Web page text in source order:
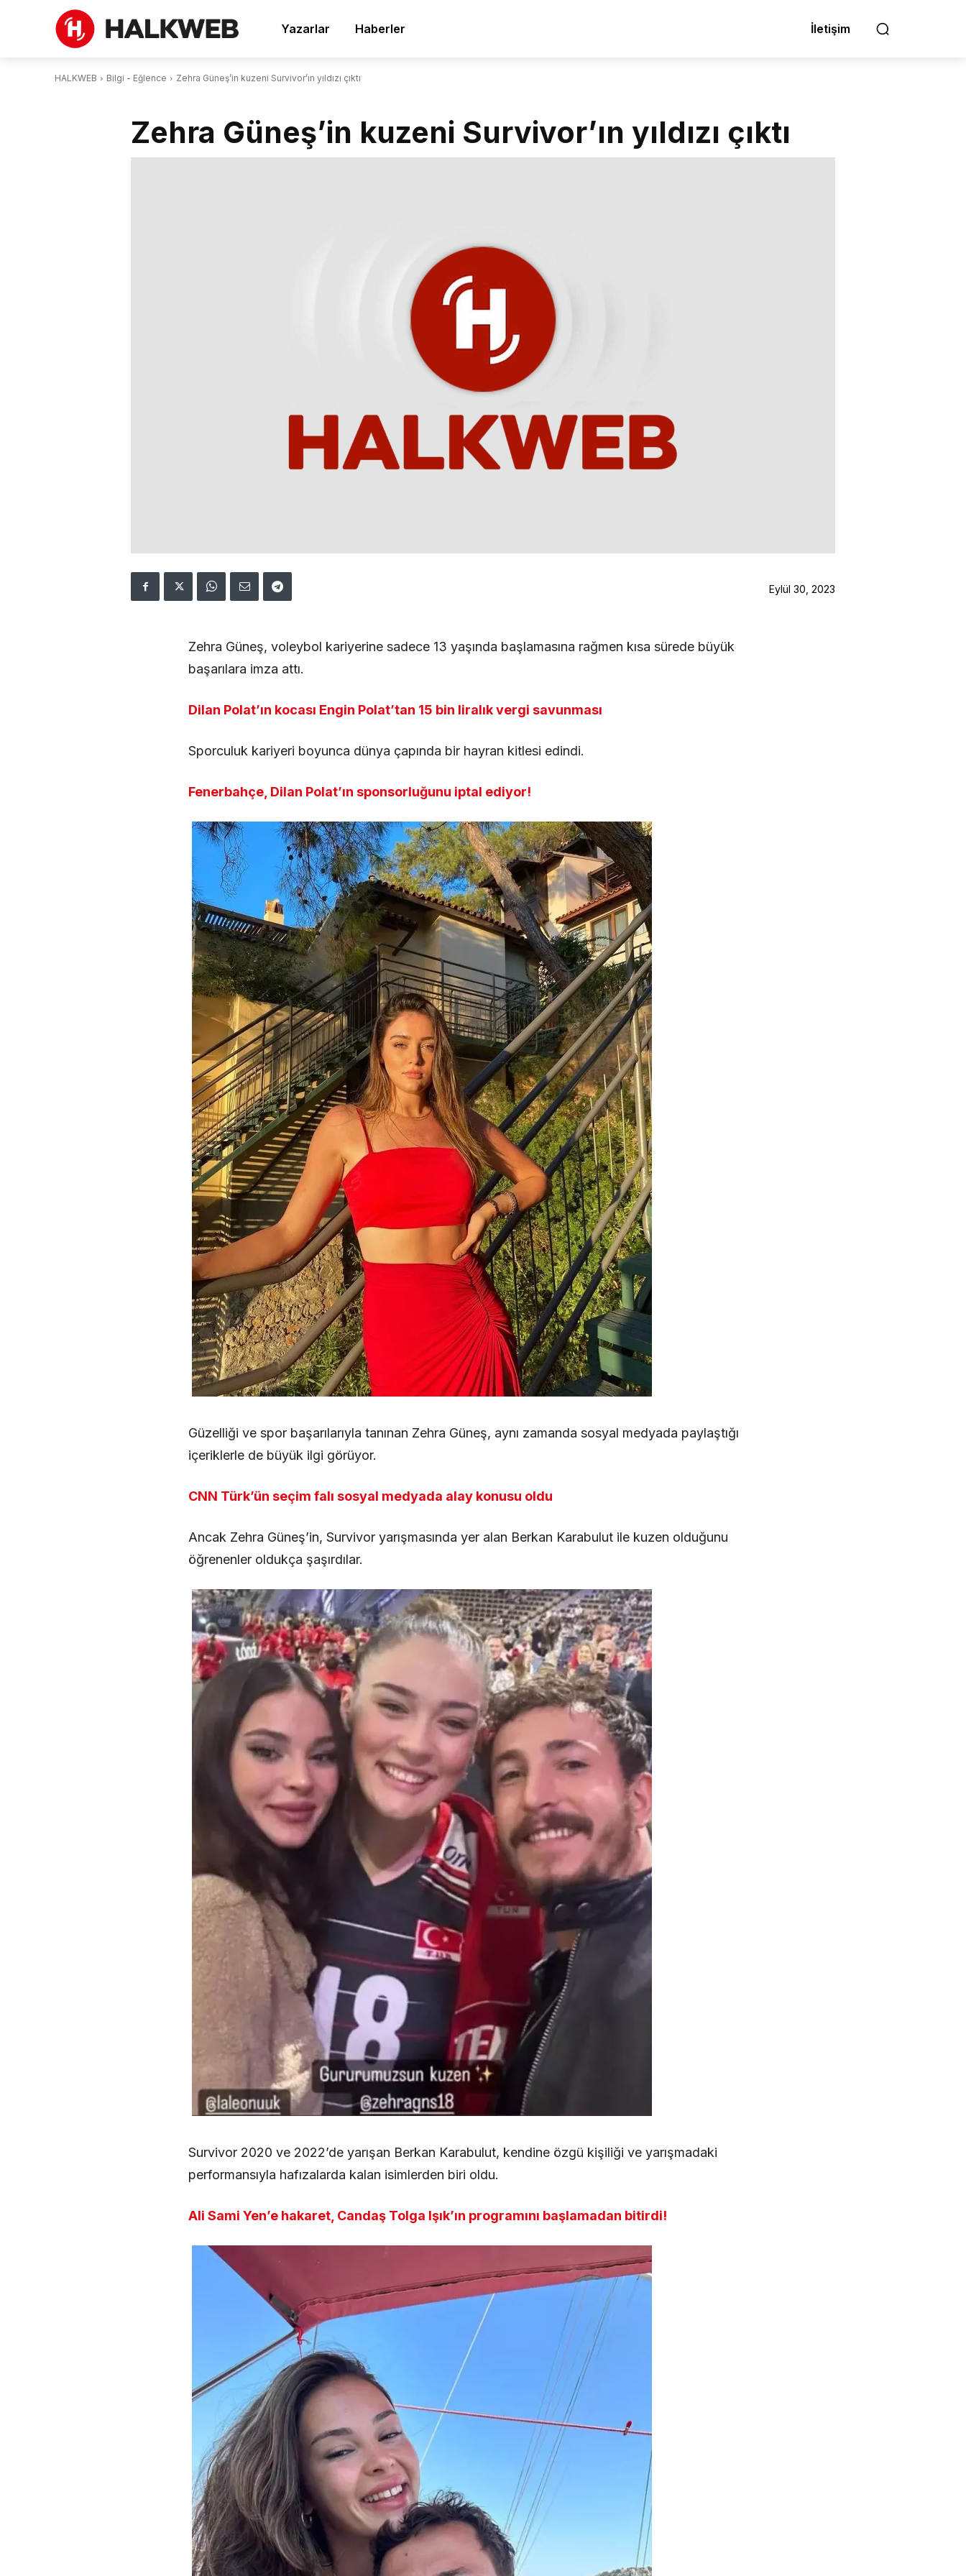
Yazarlar Haberler İletişim
HALKWEB Bilgi - Eğlence Zehra Güneş’in kuzeni Survivor’ın yıldızı çıktı
Zehra Güneş’in kuzeni Survivor’ın yıldızı çıktı
Eylül 30, 2023
Zehra Güneş, voleybol kariyerine sadece 13 yaşında başlamasına rağmen kısa sürede büyük
başarılara imza attı.
Dilan Polat’ın kocası Engin Polat’tan 15 bin liralık vergi savunması
Sporculuk kariyeri boyunca dünya çapında bir hayran kitlesi edindi.
Fenerbahçe, Dilan Polat’ın sponsorluğunu iptal ediyor!
Güzelliği ve spor başarılarıyla tanınan Zehra Güneş, aynı zamanda sosyal medyada paylaştığı
içeriklerle de büyük ilgi görüyor.
CNN Türk’ün seçim falı sosyal medyada alay konusu oldu
Ancak Zehra Güneş’in, Survivor yarışmasında yer alan Berkan Karabulut ile kuzen olduğunu
öğrenenler oldukça şaşırdılar.
Survivor 2020 ve 2022’de yarışan Berkan Karabulut, kendine özgü kişiliği ve yarışmadaki
performansıyla hafızalarda kalan isimlerden biri oldu.
Ali Sami Yen’e hakaret, Candaş Tolga Işık’ın programını başlamadan bitirdi!